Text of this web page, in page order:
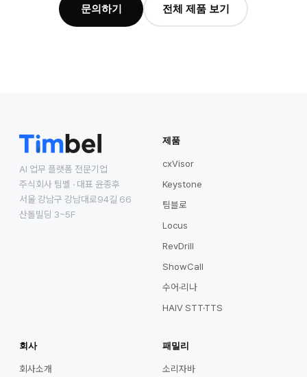
문의하기 전체 제품 보기
AI 업무 플랫폼 전문기업
주식회사 팀벨 · 대표 윤종후
서울 강남구 강남대로94길 66
산돌빌딩 3~5F
제품
cxVisor
Keystone
팀블로
Locus
RevDrill
ShowCall
수어·리나
HAIV STT·TTS
회사
회사소개
패밀리
소리자바